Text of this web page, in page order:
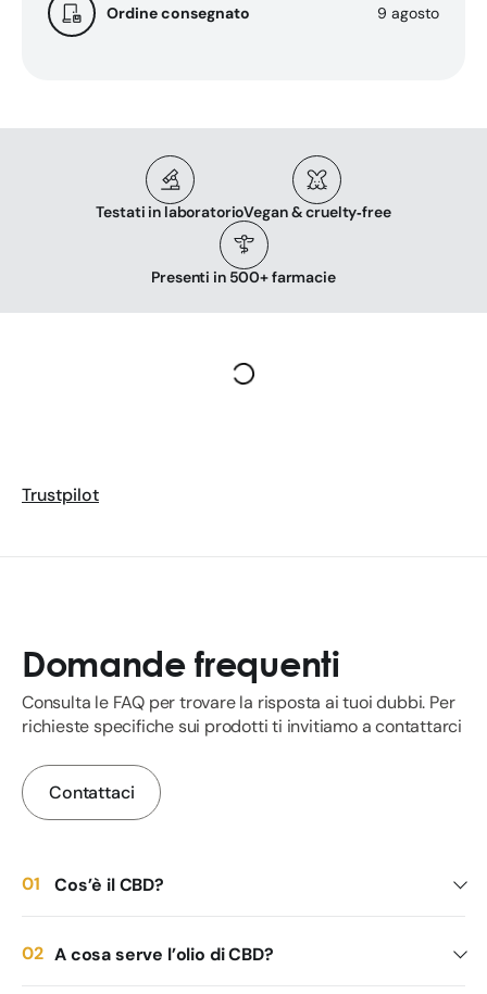
Ordine consegnato 9 agosto
Testati in laboratorioVegan & cruelty‑free
Presenti in 500+ farmacie
Trustpilot
Domande frequenti
Consulta le FAQ per trovare la risposta ai tuoi dubbi. Per
richieste specifiche sui prodotti ti invitiamo a contattarci
Contattaci
Cos’è il CBD?
A cosa serve l’olio di CBD?